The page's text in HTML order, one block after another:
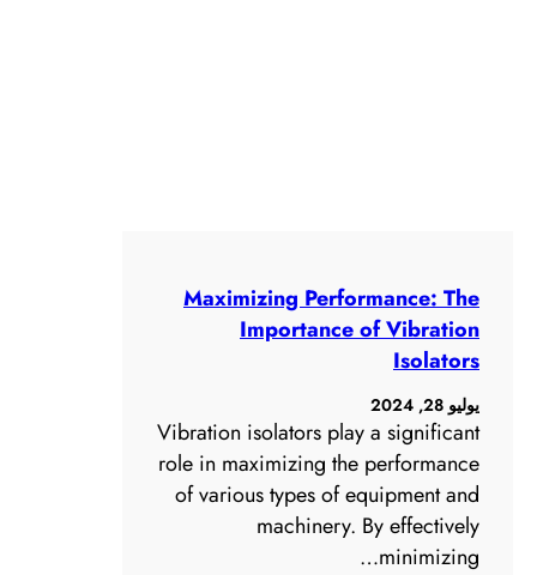
Maximizing Performance: The
Importance of Vibration
Isolators
يوليو 28, 2024
Vibration isolators play a significant
role in maximizing the performance
of various types of equipment and
machinery. By effectively
minimizing…